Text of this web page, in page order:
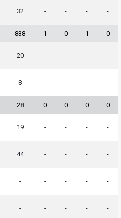
32 - - - -
838 1 0 1 0
20 - - - -
8 - - - -
28 0 0 0 0
19 - - - -
44 - - - -
- - - - -
- - - - -